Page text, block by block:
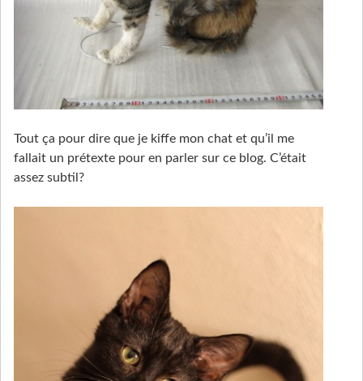
Tout ça pour dire que je kiffe mon chat et qu’il me
fallait un prétexte pour en parler sur ce blog. C’était
assez subtil?